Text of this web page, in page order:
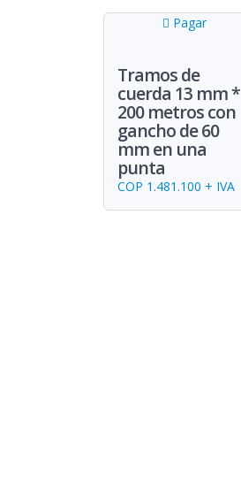
Pagar
Tramos de
cuerda 13 mm *
200 metros con
gancho de 60
mm en una
punta
COP 1.481.100 + IVA